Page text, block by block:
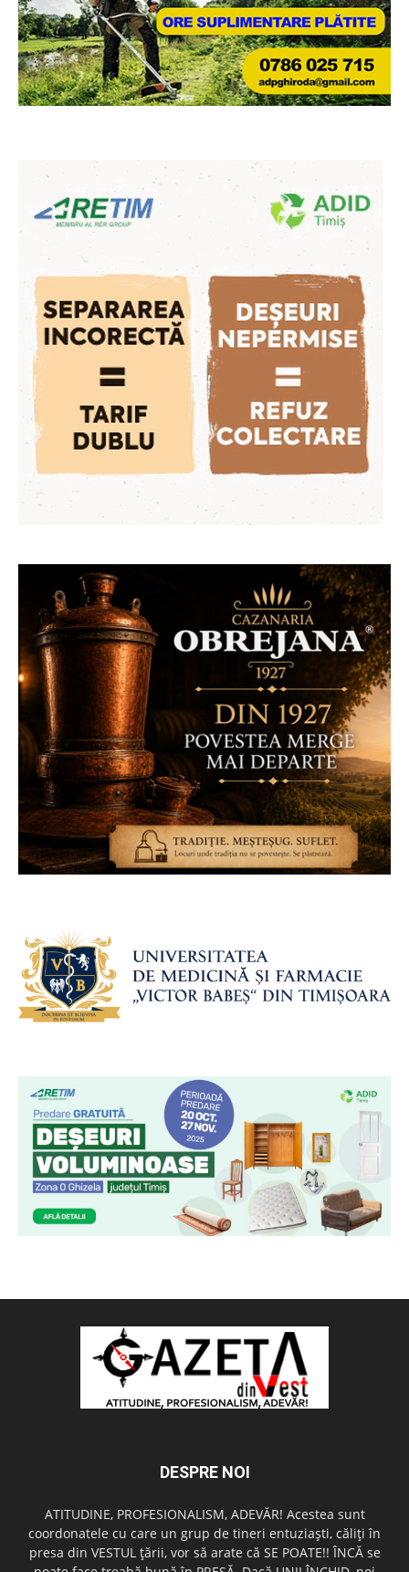
DESPRE NOI
ATITUDINE, PROFESIONALISM, ADEVĂR! Acestea sunt
coordonatele cu care un grup de tineri entuziaşti, căliţi în
presa din VESTUL ţării, vor să arate că SE POATE!! ÎNCĂ se